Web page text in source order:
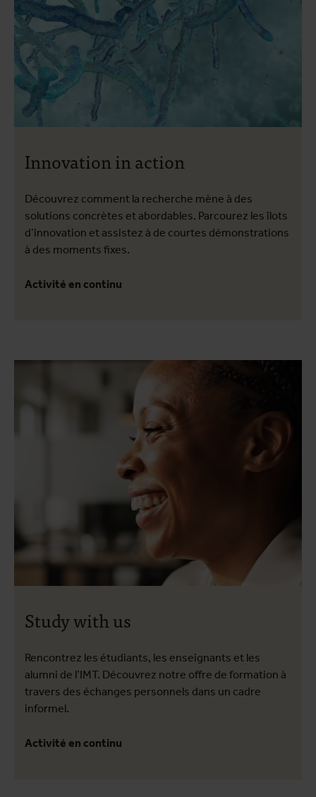
Innovation in action
Découvrez comment la recherche mène à des
solutions concrètes et abordables. Parcourez les îlots
d’innovation et assistez à de courtes démonstrations
à des moments fixes.
Activité en continu
Study with us
Rencontrez les étudiants, les enseignants et les
alumni de l’IMT. Découvrez notre offre de formation à
travers des échanges personnels dans un cadre
informel.
Activité en continu